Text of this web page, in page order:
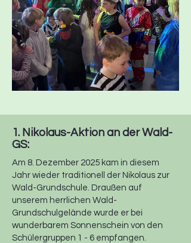
1. Nikolaus-Aktion an der Wald-
GS:
Am 8. Dezember 2025 kam in diesem
Jahr wieder traditionell der Nikolaus zur
Wald-Grundschule. Draußen auf
unserem herrlichen Wald-
Grundschulgelände wurde er bei
wunderbarem Sonnenschein von den
Schülergruppen 1 - 6 empfangen.